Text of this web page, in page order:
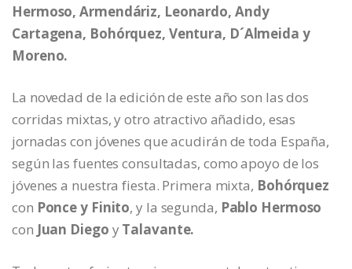
Hermoso, Armendáriz, Leonardo, Andy
Cartagena, Bohórquez, Ventura, D´Almeida y
Moreno.
La novedad de la edición de este año son las dos
corridas mixtas, y otro atractivo añadido, esas
jornadas con jóvenes que acudirán de toda España,
según las fuentes consultadas, como apoyo de los
jóvenes a nuestra fiesta. Primera mixta, Bohórquez
con Ponce y Finito, y la segunda, Pablo Hermoso
con Juan Diego y Talavante.